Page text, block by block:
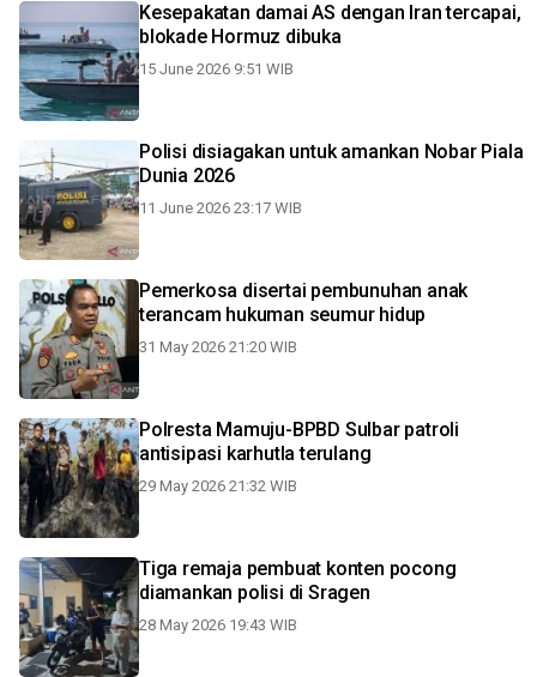
Kesepakatan damai AS dengan Iran tercapai,
blokade Hormuz dibuka
15 June 2026 9:51 WIB
Polisi disiagakan untuk amankan Nobar Piala
Dunia 2026
11 June 2026 23:17 WIB
Pemerkosa disertai pembunuhan anak
terancam hukuman seumur hidup
31 May 2026 21:20 WIB
Polresta Mamuju-BPBD Sulbar patroli
antisipasi karhutla terulang
29 May 2026 21:32 WIB
Tiga remaja pembuat konten pocong
diamankan polisi di Sragen
28 May 2026 19:43 WIB